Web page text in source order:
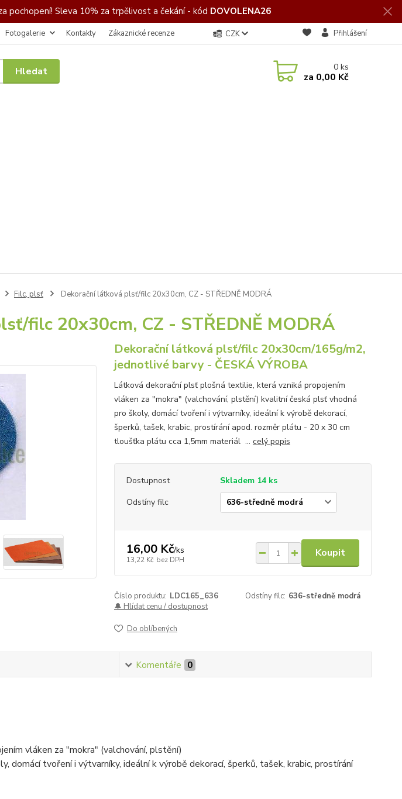
pochopení! Sleva 10% za trpělivost a čekání - kód DOVOLENA26
Fotogalerie Kontakty Zákaznické recenze CZK Přihlášení
Hledat 0ks
za 0,00 Kč
Filc, plsť Dekorační látková plsť/filc 20x30cm, CZ - STŘEDNĚ MODRÁ
filc 20x30cm, CZ - STŘEDNĚ MODRÁ
Dekorační látková plsť/filc 20x30cm/165g/m2,
jednotlivé barvy - ČESKÁ VÝROBA
Látková dekorační plsť plošná textilie, která vzniká propojením
vláken za "mokra" (valchování, plstění) kvalitní česká plsť vhodná
pro školy, domácí tvoření i výtvarníky, ideální k výrobě dekorací,
šperků, tašek, krabic, prostírání apod. rozměr plátu - 20 x 30 cm
tloušťka plátu cca 1,5mm materiál ... celý popis
Dostupnost
Skladem 14 ks
Odstíny filc
16,00 Kč/ks
13,22 Kč bez DPH
Koupit
Číslo produktu: LDC165_636 Odstíny filc: 636-středně modrá
🔔 Hlídat cenu / dostupnost
Do oblíbených
Komentáře 0
vláken za "mokra" (valchování, plstění)
domácí tvoření i výtvarníky, ideální k výrobě dekorací, šperků, tašek, krabic, prostírání